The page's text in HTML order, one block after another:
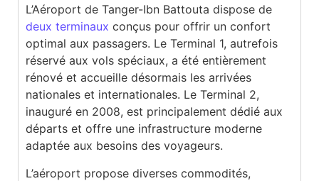
L’Aéroport de Tanger-Ibn Battouta dispose de
deux terminaux conçus pour offrir un confort
optimal aux passagers. Le Terminal 1, autrefois
réservé aux vols spéciaux, a été entièrement
rénové et accueille désormais les arrivées
nationales et internationales. Le Terminal 2,
inauguré en 2008, est principalement dédié aux
départs et offre une infrastructure moderne
adaptée aux besoins des voyageurs.
L’aéroport propose diverses commodités,